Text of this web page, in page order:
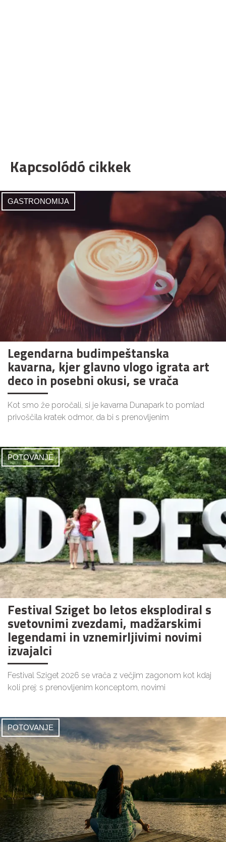
Kapcsolódó cikkek
GASTRONOMIJA
Legendarna budimpeštanska
kavarna, kjer glavno vlogo igrata art
deco in posebni okusi, se vrača
Kot smo že poročali, si je kavarna Dunapark to pomlad
privoščila kratek odmor, da bi s prenovljenim
POTOVANJE
Festival Sziget bo letos eksplodiral s
svetovnimi zvezdami, madžarskimi
legendami in vznemirljivimi novimi
izvajalci
Festival Sziget 2026 se vrača z večjim zagonom kot kdaj
koli prej: s prenovljenim konceptom, novimi
POTOVANJE